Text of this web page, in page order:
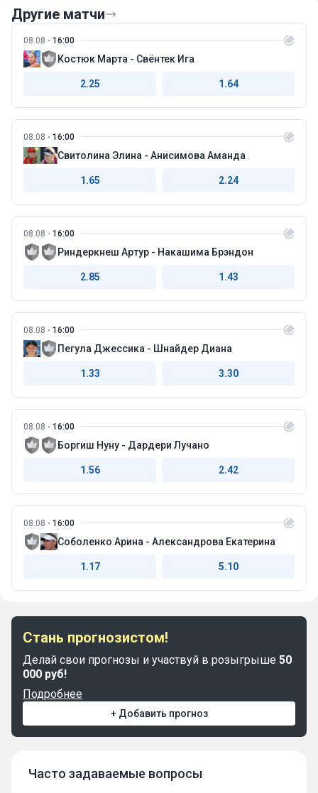
Другие матчи
08.08 16:00
Костюк Марта - Свёнтек Ига
2.25 1.64
08.08 16:00
Свитолина Элина - Анисимова Аманда
1.65 2.24
08.08 16:00
Риндеркнеш Артур - Накашима Брэндон
2.85 1.43
08.08 16:00
Пегула Джессика - Шнайдер Диана
1.33 3.30
08.08 16:00
Боргиш Нуну - Дардери Лучано
1.56 2.42
08.08 16:00
Соболенко Арина - Александрова Екатерина
1.17 5.10
Стань прогнозистом!
Делай свои прогнозы и участвуй в розыгрыше 50
000 руб!
Подробнее
+ Добавить прогноз
Часто задаваемые вопросы